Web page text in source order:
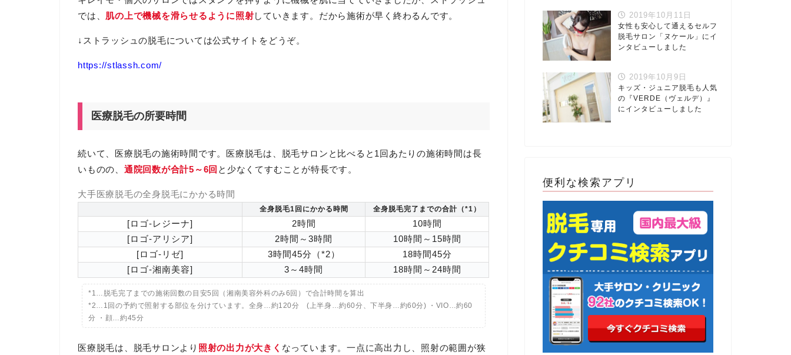
では、 肌の上で機械を滑らせるように照射していきます。だから施術が早く終わるんです。
↓ストラッシュの脱毛については公式サイトをどうぞ。
https://stlassh.com/
医療脱毛の所要時間
続いて、医療脱毛の施術時間です。医療脱毛は、脱毛サロンと比べると1回あたりの施術時間は長
いものの、 通院回数が合計5～6回 と少なくてすむことが特長です。
大手医療脱毛の全身脱毛にかかる時間
全身脱毛1回にかかる時間 全身脱毛完了までの合計（*1）
[ロゴ-レジーナ] 2時間
10時間
[ロゴ-アリシア]
2時間～3時間
10時間～15時間
[ロゴ-リゼ]
3時間45分（*2）
18時間45分
[ロゴ-湘南美容]
3～4時間 18時間～24時間
*1…脱毛完了までの施術回数の目安5回（湘南美容外科のみ6回）で合計時間を算出
*2…1回の予約で照射する部位を分けています。全身…約120分 (上半身…約60分、下半身…約60分) ・VIO…約60
分 ・顔…約45分
医療脱毛は、脱毛サロンより 照射の出力が大きく なっています。一点に高出力し、照射の範囲が狭
2019年10月11日
女性も安心して通えるセルフ
脱毛サロン「ヌケール」にイ
ンタビューしました
2019年10月9日
キッズ・ジュニア脱毛も人気
の『VERDE（ヴェルデ）』
にインタビューしました
便利な検索アプリ